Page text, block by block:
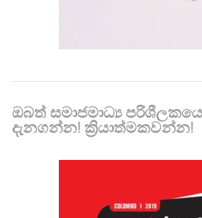
ඔබත් සමාජමාධ්‍ය
දැනගන්න! ක්‍රියාත්මකවන්න!